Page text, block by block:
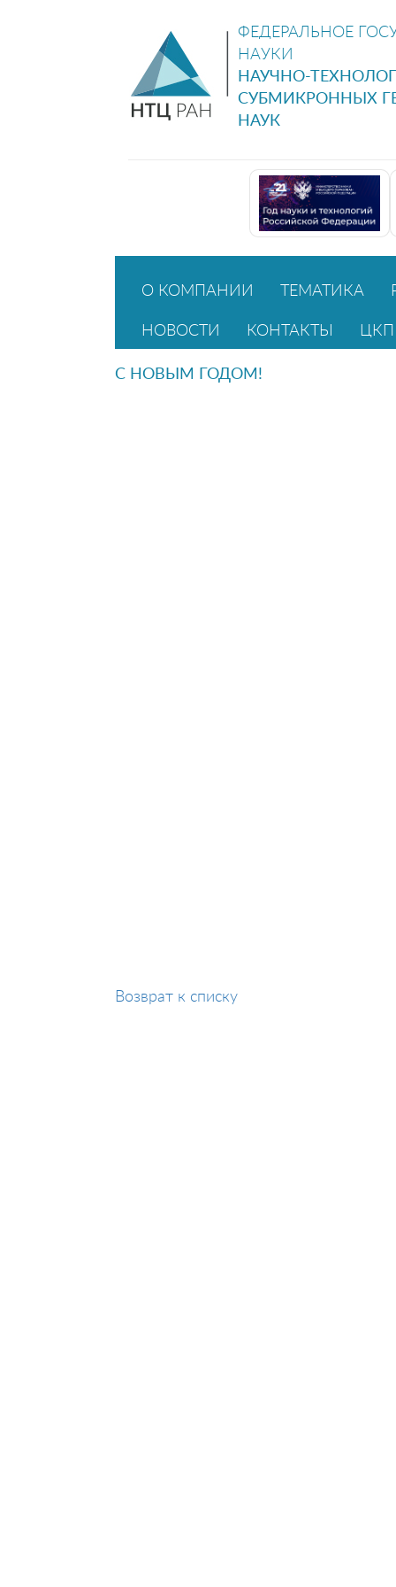
ФЕДЕРАЛЬНОЕ
НАУКИ
НАУЧНО-
СУБМИКРОННЫХ
НАУК
О КОМПАНИИ ТЕМАТИКА
НОВОСТИ КОНТАКТЫ ЦКП
С НОВЫМ ГОДОМ!
Возврат к списку